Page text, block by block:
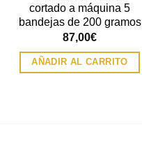
cortado a máquina 5
bandejas de 200 gramos
87,00€
AÑADIR AL CARRITO